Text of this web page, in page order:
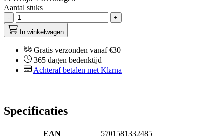
Aantal stuks
-
+
In winkelwagen
Gratis verzonden vanaf €30
365 dagen bedenktijd
Achteraf betalen met Klarna
Specificaties
EAN
5701581332485